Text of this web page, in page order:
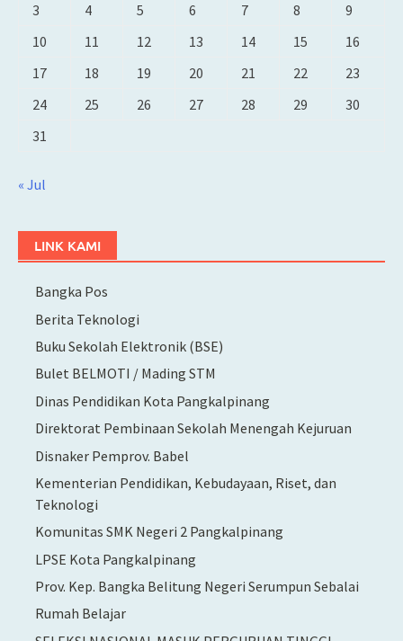
3
4 5 6 7 8
9
10
11 12 13 14 15
16
17
18 19 20 21 22
23
24
25 26 27 28 29
30
31
« Jul
LINK KAMI
Bangka Pos
Berita Teknologi
Buku Sekolah Elektronik (BSE)
Bulet BELMOTI / Mading STM
Dinas Pendidikan Kota Pangkalpinang
Direktorat Pembinaan Sekolah Menengah Kejuruan
Disnaker Pemprov. Babel
Kementerian Pendidikan, Kebudayaan, Riset, dan
Teknologi
Komunitas SMK Negeri 2 Pangkalpinang
LPSE Kota Pangkalpinang
Prov. Kep. Bangka Belitung Negeri Serumpun Sebalai
Rumah Belajar